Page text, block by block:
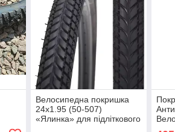
Велосипедна покришка
24х1.95 (50-507)
«Ялинка» для підліткового